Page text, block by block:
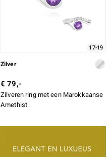
17-19
Zilver
€ 79,-
Zilveren ring met een Marokkaanse
Amethist